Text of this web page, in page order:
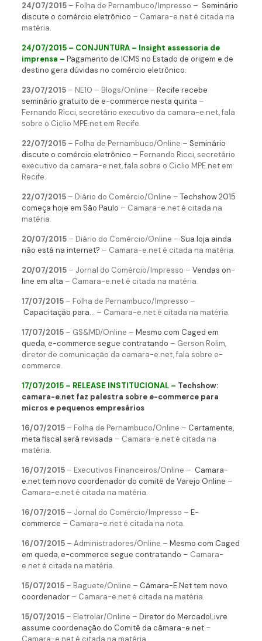
24/07/2015– Folha de Pernambuco/Impresso – Seminário
discute o comércio eletrônico – Camara-e.net é citada na
matéria.
24/07/2015 – CONJUNTURA – Insight assessoria de
imprensa – Pagamento de ICMS no Estado de origem e de
destino gera dúvidas no comércio eletrônico.
23/07/2015– NE10 – Blogs/Online – Recife recebe
seminário gratuito de e-commerce nesta quinta –
Fernando Ricci, secretário executivo da camara-e.net, fala
sobre o Ciclio MPE.net em Recife.
22/07/2015– Folha de Pernambuco/Online – Seminário
discute o comércio eletrônico – Fernando Ricci, secretário
executivo da camara-e.net, fala sobre o Ciclio MPE.net em
Recife.
22/07/2015– Diário do Comércio/Online – Techshow 2015
começa hoje em São Paulo – Camara-e.net é citada na
matéria.
20/07/2015– Diário do Comércio/Online – Sua loja ainda
não está na internet? – Camara-e.net é citada na matéria.
20/07/2015– Jornal do Comércio/Impresso – Vendas on-
line em alta – Camara-e.net é citada na matéria.
17/07/2015– Folha de Pernambuco/Impresso –
Capacitação para… – Camara-e.net é citada na matéria.
17/07/2015– GS&MD/Online – Mesmo com Caged em
queda, e-commerce segue contratando – Gerson Rolim,
diretor de comunicação da camara-e.net, fala sobre e-
commerce.
17/07/2015 – RELEASE INSTITUCIONAL – Techshow:
camara-e.net faz palestra sobre e-commerce para
micros e pequenos empresários
16/07/2015– Folha de Pernambuco/Online – Certamente,
meta fiscal será revisada – Camara-e.net é citada na
matéria.
16/07/2015– Executivos Financeiros/Online – Camara-
e.net tem novo coordenador do comitê de Varejo Online –
Camara-e.net é citada na matéria.
16/07/2015– Jornal do Comércio/Impresso – E-
commerce – Camara-e.net é citada na nota.
16/07/2015– Administradores/Online – Mesmo com Caged
em queda, e-commerce segue contratando – Camara-
e.net é citada na matéria.
15/07/2015– Baguete/Online – Câmara-E.Net tem novo
coordenador– Camara-e.net é citada na matéria.
15/07/2015– Eletrolar/Online – Diretor do MercadoLivre
assume coordenação do Comitê da câmara-e.net–
Camara-e.net é citada na matéria.